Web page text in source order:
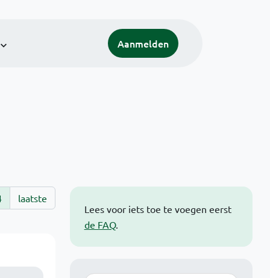
Aanmelden
Lees voor iets toe te voegen eerst
de FAQ.
laatste